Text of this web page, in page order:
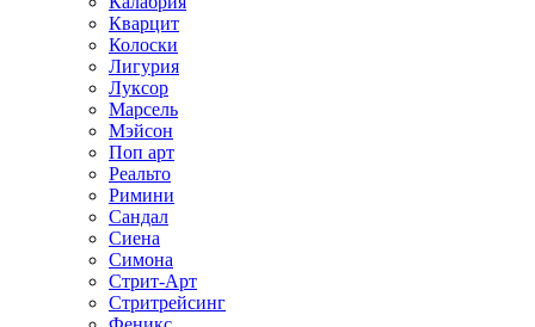
Кварцит
Колоски
Лигурия
Луксор
Марсель
Мэйсон
Поп арт
Реальто
Римини
Сандал
Сиена
Симона
Стрит-Арт
Стритрейсинг